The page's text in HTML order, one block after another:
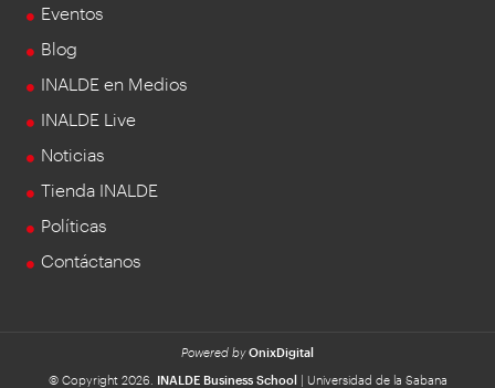
Eventos
Blog
INALDE en Medios
INALDE Live
Noticias
Tienda INALDE
Políticas
Contáctanos
Powered by OnixDigital
© Copyright 2026.
INALDE Business School| Universidad de la Sabana